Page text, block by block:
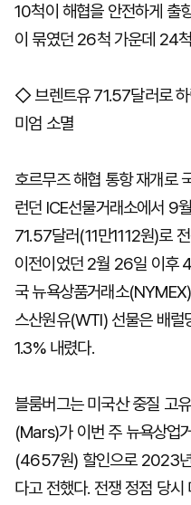
10척이 해협을 안전하게 출
이 묶였던 26척 가운데 24
◇ 브렌트유 71.57달러로
미엄 소멸
호르무즈 해협 통항 재개로
런던 ICE선물거래소에서 9
71.57달러(11만1112원)로
이전이었던 2월 26일 이후
국 뉴욕상품거래소
스산원유(WTI) 선물은 배
1.3% 내렸다.
블룸버그는 미국산 중질 고
(Mars)가 이번 주 뉴욕상업
(4657원) 할인으로 2023
다고 전했다. 전쟁 정점 당